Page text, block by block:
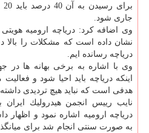
برای رسیدن به آن 40 درصد باید 20 تا 40 درصد
جاری شود.
وی اضافه كرد: دریاچه ارومیه
نشان داده است كه مشكلات را
دریاچه رسانده ایم.
وی با اشاره به برخی بهانه ها در
اینكه دریاچه باید احیا شود و
هدفی است كه نباید هیچ تردیدی داشته
نایب رییس انجمن هیدرولیك ایران
دریاچه ارومیه اشاره نمود و
به صورت سنتی انجام شد برای